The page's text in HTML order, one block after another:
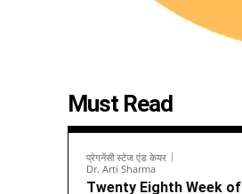
Must Read
प्रेगनेंसी स्टेज एंड केयर
Dr. Arti Sharma
Twenty Eighth Week of